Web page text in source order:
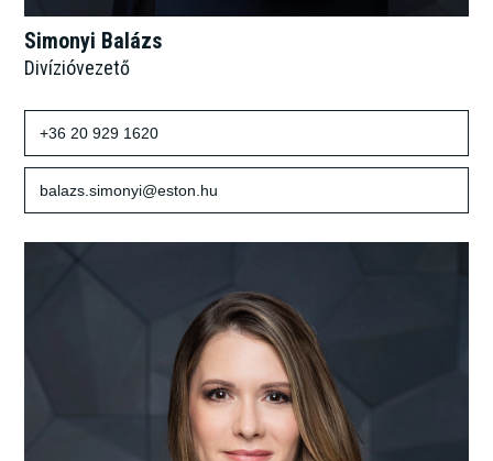
Simonyi Balázs
Divízióvezető
+36 20 929 1620
balazs.simonyi@eston.hu